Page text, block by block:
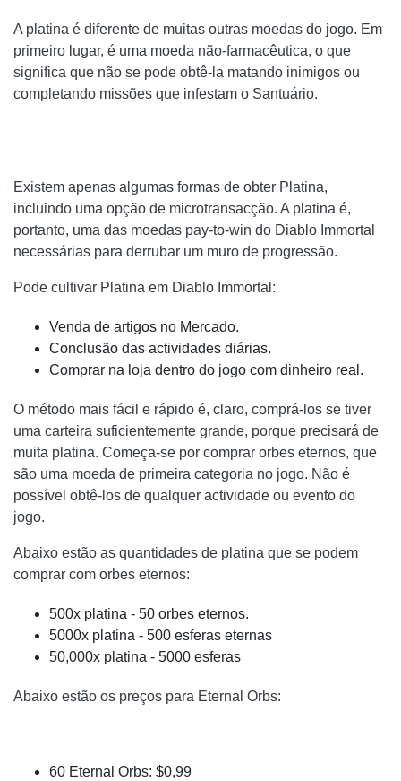
A platina é diferente de muitas outras moedas do jogo. Em
primeiro lugar, é uma moeda não-farmacêutica, o que
significa que não se pode obtê-la matando inimigos ou
completando missões que infestam o Santuário.
Existem apenas algumas formas de obter Platina,
incluindo uma opção de microtransacção. A platina é,
portanto, uma das moedas pay-to-win do Diablo Immortal
necessárias para derrubar um muro de progressão.
Pode cultivar Platina em Diablo Immortal:
Venda de artigos no Mercado.
Conclusão das actividades diárias.
Comprar na loja dentro do jogo com dinheiro real.
O método mais fácil e rápido é, claro, comprá-los se tiver
uma carteira suficientemente grande, porque precisará de
muita platina. Começa-se por comprar orbes eternos, que
são uma moeda de primeira categoria no jogo. Não é
possível obtê-los de qualquer actividade ou evento do
jogo.
Abaixo estão as quantidades de platina que se podem
comprar com orbes eternos:
500x platina - 50 orbes eternos.
5000x platina - 500 esferas eternas
50,000x platina - 5000 esferas
Abaixo estão os preços para Eternal Orbs:
60 Eternal Orbs: $0,99